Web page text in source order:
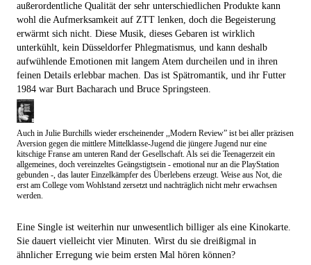
außerordentliche Qualität der sehr unterschiedlichen Produkte kann
wohl die Aufmerksamkeit auf ZTT lenken, doch die Begeisterung
erwärmt sich nicht. Diese Musik, dieses Gebaren ist wirklich
unterkühlt, kein Düsseldorfer Phlegmatismus, und kann deshalb
aufwühlende Emotionen mit langem Atem durcheilen und in ihren
feinen Details erlebbar machen. Das ist Spätromantik, und ihr Futter
1984 war Burt Bacharach und Bruce Springsteen.
Auch in Julie Burchills wieder erscheinender ,,Modern Review” ist bei aller präzisen
Aversion gegen die mittlere Mittelklasse-Jugend die jüngere Jugend nur eine
kitschige Franse am unteren Rand der Gesellschaft. Als sei die Teenagerzeit ein
allgemeines, doch vereinzeltes Geängstigtsein - emotional nur an die PlayStation
gebunden -, das lauter Einzelkämpfer des Überlebens erzeugt. Weise aus Not, die
erst am College vom Wohlstand zersetzt und nachträglich nicht mehr erwachsen
werden.
Eine Single ist weiterhin nur unwesentlich billiger als eine Kinokarte.
Sie dauert vielleicht vier Minuten. Wirst du sie dreißigmal in
ähnlicher Erregung wie beim ersten Mal hören können?